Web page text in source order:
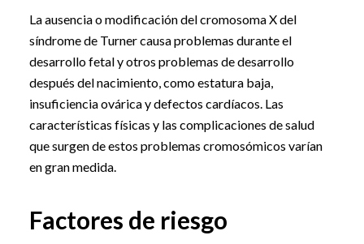
La ausencia o modificación del cromosoma X del
síndrome de Turner causa problemas durante el
desarrollo fetal y otros problemas de desarrollo
después del nacimiento, como estatura baja,
insuficiencia ovárica y defectos cardíacos. Las
características físicas y las complicaciones de salud
que surgen de estos problemas cromosómicos varían
en gran medida.
Factores de riesgo